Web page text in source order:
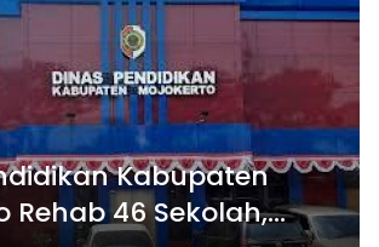
Kabupaten
Rehab 46 Sekolah,